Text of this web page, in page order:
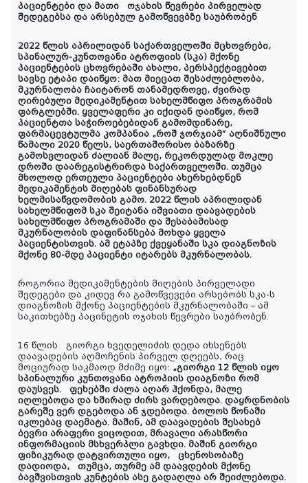
პაციენტები და მათი ოჯახის წევრები პირველად
შედეგებსა და არსებულ გამოწვევბზე საუბრობენ
2022 წლის აპრილიდან საქართველოში მცხოვრები,
სპინალურ-კუნთოვანი ატროფიის (სკა) მქონე
პაციენტების ცხოვრებაში ახალი, პერსპექტივებით
სავსე ეტაპი დაიწყო: მათ მიეცათ შესაძლებლობა,
მკურნალობა ჩაიტარონ თანამედროვე, ძვირად
ღირებული მედიკამენტით სახელმწიფო პროგრამის
ფარგლებში. ყველაფერი კი იქიდან დაიწყო, რომ
პაციენტთა საჭიროებებიდან გამომდინარე,
ფარმაცევტულმა კომპანია „როშ ჯორჯიამ“ აღნიშნული
წამალი 2020 წელს, საერთაშორისო ბაზარზე
გამოსვლიდან ძალიან მალე, რეკორდულად მოკლე
დროში დაარეგისტრირდა საქართველოში. თუმცა
მხოლოდ ერთეული პაციენტები ახერხებდნენ
მედიკამენტის მიღებას ფინანსურად
ხელმისაწვდომობის გამო. 2022 წლის აპრილიდან
სახელმწიფომ სკა შეიტანა იშვიათი დაავადების
სახელმწიფო პროგრამაში და შესაბამისად
მკურნალობის დაფინანსება მოხდა ყველა
პაციენტისთვის. ამ ეტაპზე ქვეყანაში სკა დიაგნოზის
მქონე 80-მდე პაციენტი იტარებს მკურნალობას.
როგორია მედიკამენტების მიღების პირველადი
შედეგები და კიდევ რა გამოწვევები არსებობს სკა-ს
დიაგნოზის მქონე პაციენტების მკურნალობაში – ამ
საკითხებზე პაცინეტის ოჯახის წევრები საუბრობენ.
16 წლის გიორგი ხვედელიძის დედა იხსენებს
დაავადების აღმოჩენის პირველ დღეებს, რაც
მოციურად საკმაოდ მძიმე იყო: „გიორგი 12 წლის იყო
სპინალური კუნთოვანი ატროპიის დიაგნოზი რომ
დაუსვეს. ფეხებში ძალა აღარ ჰქონდა, მალე
იღლებოდა და ხშირად ძირს ვარდებოდა. დაყრდნობის
გარეშე ვერ დგებოდა ან ჯდებოდა. ბოლოს წონაში
იკლებაც დაემატა. მაშინ, ამ დაავადების შესახებ
ბევრი არაფერი ვიცოდით, მრავალი არასწორი
ინფორმაციის მსხვერპლი გავხდი. მაშინ გიორგი
ფიზიკურად დატვირთული იყო, ცხენოსობაზე
დადიოდა, თუმცა, თურმე ამ დაავდების მქონე
ბავშვისთვის კუნტების ასე გადაღლა არ შეიძლებოდა.